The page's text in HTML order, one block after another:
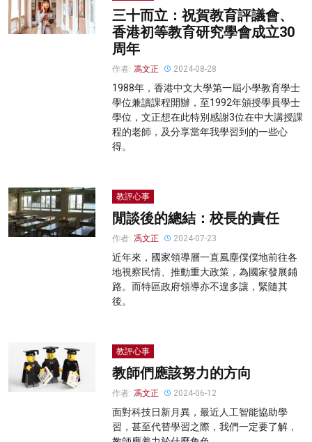
三十而立：祝賀教育評議會、
香港初等教育研究學會成立30
周年
作者: 馮文正 2024-08-28
1988年，香港中文大學第一屆小學教育學士
學位兼讀課程開辦，至1992年頒授學員學士
學位，文正想在此特別感謝3位在中大講授課
程的老師，及分享當年我學習到的一些心
得。
教評心事
閒談後的總結：校長的責任
作者: 馮文正 2024-07-23
近年來，國家領導層一直風塵僕僕地前往各
地視察民情、推動重大政策，為國家發展鋪
路。而特區政府領導亦不遑多讓，緊隨其
後。
教評心事
教師們應該努力的方向
作者: 馮文正 2024-06-12
面對科技日新月異，最近人工智能協助學
習，甚至代替學習之際，我們一定要了解，